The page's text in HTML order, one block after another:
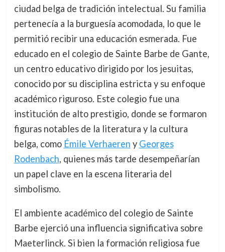
ciudad belga de tradición intelectual. Su familia
pertenecía a la burguesía acomodada, lo que le
permitió recibir una educación esmerada. Fue
educado en el colegio de Sainte Barbe de Gante,
un centro educativo dirigido por los jesuitas,
conocido por su disciplina estricta y su enfoque
académico riguroso. Este colegio fue una
institución de alto prestigio, donde se formaron
figuras notables de la literatura y la cultura
belga, como Émile Verhaeren y Georges
Rodenbach, quienes más tarde desempeñarían
un papel clave en la escena literaria del
simbolismo.
El ambiente académico del colegio de Sainte
Barbe ejerció una influencia significativa sobre
Maeterlinck. Si bien la formación religiosa fue